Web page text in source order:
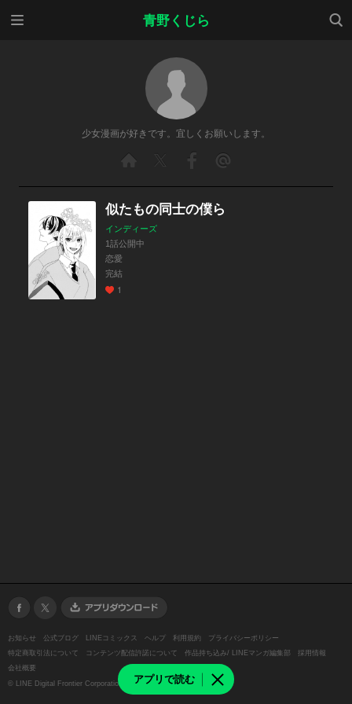
青野くじら
検索
アプリで読む
少女漫画が好きです。宜しくお願いします。
似たもの同士の僕ら
インディーズ
1話公開中
恋愛
完結
1
お知らせ 公式ブログ LINEコミックス ヘルプ 利用規約
プライバシーポリシー
特定商取引法について
コンテンツ配信許諾について 作品持ち込み/ LINEマンガ編集部
採用情報
会社概要
© LINE Digital Frontier Corporation